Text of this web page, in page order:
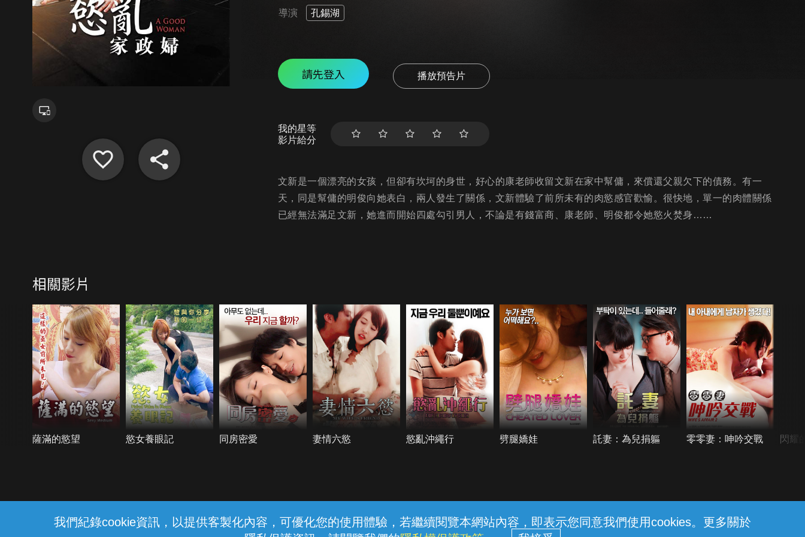
我們紀錄cookie資訊，以提供客製化內容，可優化您的使用體驗，若繼續閱覽本網站內容，即表示您同意我們使用cookies。更多關於
導演 孔錫湖
請先登入 播放預告片
我的星等
影片給分
文新是一個漂亮的女孩，但卻有坎坷的身世，好心的康老師收留文新在家中幫傭，來償還父親欠下的債務。有一
天，同是幫傭的明俊向她表白，兩人發生了關係，文新體驗了前所未有的肉慾感官歡愉。很快地，單一的肉體關係
已經無法滿足文新，她進而開始四處勾引男人，不論是有錢富商、康老師、明俊都令她慾火焚身……
相關影片
薩滿的慾望 慾女養眼記 同房密愛 妻情六慾 慾亂沖繩行 劈腿嬌娃 託妻：為兒捐軀 零零妻：呻吟交戰 閃耀
線上客服 服務條款 隱私權保護